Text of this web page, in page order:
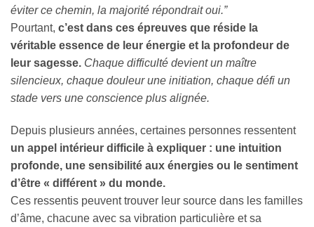
éviter ce chemin, la majorité répondrait oui.”
Pourtant, c’est dans ces épreuves que réside la
véritable essence de leur énergie et la profondeur de
leur sagesse. Chaque difficulté devient un maître
silencieux, chaque douleur une initiation, chaque défi un
stade vers une conscience plus alignée.
Depuis plusieurs années, certaines personnes ressentent
un appel intérieur difficile à expliquer : une intuition
profonde, une sensibilité aux énergies ou le sentiment
d’être « différent » du monde.
Ces ressentis peuvent trouver leur source dans les familles
d’âme, chacune avec sa vibration particulière et sa